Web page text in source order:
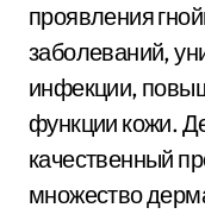
проявления
заболеваний,
инфекции,
функции кожи.
качественный
множество